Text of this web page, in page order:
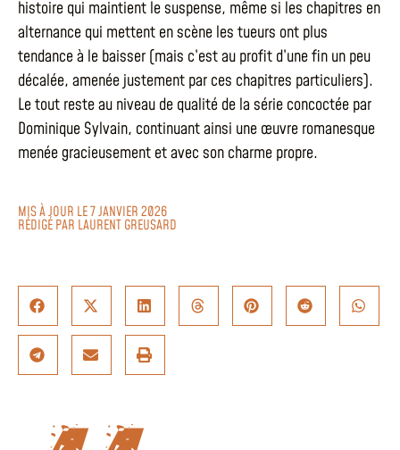
histoire qui maintient le suspense, même si les chapitres en
alternance qui mettent en scène les tueurs ont plus
tendance à le baisser (mais c’est au profit d’une fin un peu
décalée, amenée justement par ces chapitres particuliers).
Le tout reste au niveau de qualité de la série concoctée par
Dominique Sylvain, continuant ainsi une œuvre romanesque
menée gracieusement et avec son charme propre.
MIS À JOUR LE 7 JANVIER 2026
RÉDIGÉ PAR LAURENT GREUSARD